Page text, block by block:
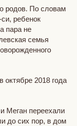
родов. По словам
ребенок
пара не
семья
октябре 2018 года
Меган переехали
до сих пор, в дом